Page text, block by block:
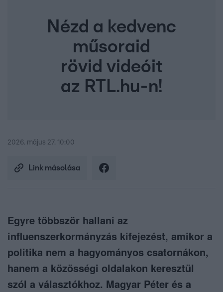
Nézd a kedvenc
műsoraid
rövid videóit
az RTL.hu-n!
2026. május 27. 10:00
Link másolása
Egyre többször hallani az
influenszerkormányzás kifejezést, amikor a
politika nem a hagyományos csatornákon,
hanem a közösségi oldalakon keresztül
szól a választókhoz. Magyar Péter és a